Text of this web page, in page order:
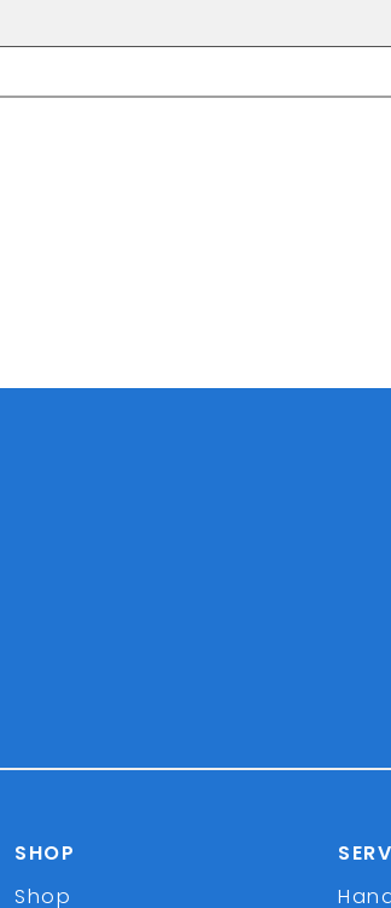
SHOP
Shop